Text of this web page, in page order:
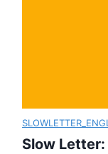
Slow